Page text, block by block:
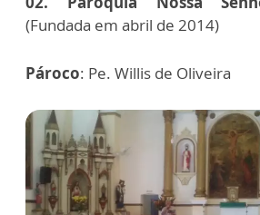
(Fundada em abril de 2014)
Pároco: Pe. Willis de Oliveira